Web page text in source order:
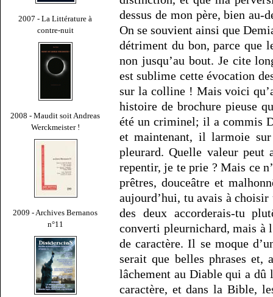
2007 - La Littérature à
contre-nuit
2008 - Maudit soit Andreas
Werckmeister !
2009 - Archives Bernanos
n°11
dessus de mon père, bien au-
On se souvient ainsi que
détriment du bon, parce que
non jusqu’au bout. Je cite
est sublime cette évocation
sur la colline ! Mais voici
histoire de brochure pieuse
été un criminel; il a commis
et maintenant, il larmoie
pleurard. Quelle valeur
repentir, je te prie ? Mais ce
prêtres, douceâtre et
aujourd’hui, tu avais à
des deux accorderais-tu
converti pleurnichard, mais à
de caractère. Il se moque
serait que belles phrases et,
lâchement au Diable qui a dû
caractère, et dans la Bible,